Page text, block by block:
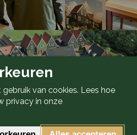
VAN
START!
van cookies. Lees hoe
privacy in onze